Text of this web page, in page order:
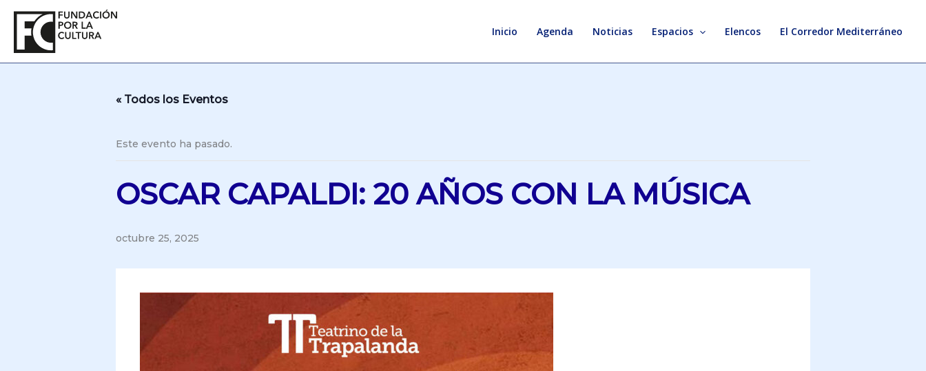
contenido
Inicio Agenda Noticias Espacios Elencos El Corredor Mediterráneo
« Todos los Eventos
Este evento ha pasado.
OSCAR CAPALDI: 20 AÑOS CON LA MÚSICA
octubre 25, 2025